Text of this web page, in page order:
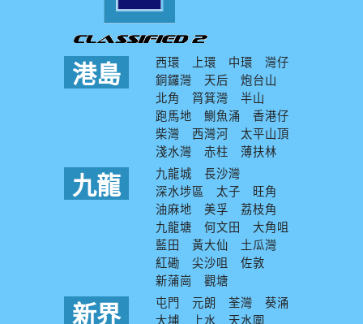
港島 西環 上環 中環
灣仔
銅鑼灣
天后
炮台山
北角
筲箕灣
半山
跑馬地
鰂魚涌
香港仔
柴灣
西灣河
太平山頂
淺水灣
赤柱 薄扶林
九龍 九龍城
長沙灣
深水埗區
太子
旺角
油麻地
美孚
荔枝角
九龍塘
何文田
大角咀
藍田
黃大仙
土瓜灣
紅磡
尖沙咀
佐敦
新蒲崗
觀塘
新界 屯門 元朗 荃灣
葵涌
大埔
上水 天水圍